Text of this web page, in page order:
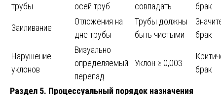
трубы
осей труб
совпадать
брак
Заиливание
Отложения на
дне трубы
Трубы должны
быть чистыми
брак
Нарушение
уклонов
Визуально
определяемый
перепад
Уклон ≥ 0,003
брак
Раздел 5. Процессуальный порядок назначения